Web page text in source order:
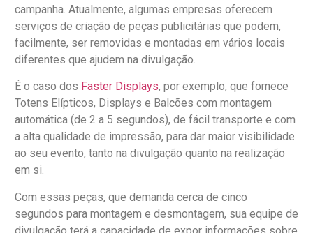
campanha. Atualmente, algumas empresas oferecem
serviços de criação de peças publicitárias que podem,
facilmente, ser removidas e montadas em vários locais
diferentes que ajudem na divulgação.
É o caso dos Faster Displays, por exemplo, que fornece
Totens Elípticos, Displays e Balcões com montagem
automática (de 2 a 5 segundos), de fácil transporte e com
a alta qualidade de impressão, para dar maior visibilidade
ao seu evento, tanto na divulgação quanto na realização
em si.
Com essas peças, que demanda cerca de cinco
segundos para montagem e desmontagem, sua equipe de